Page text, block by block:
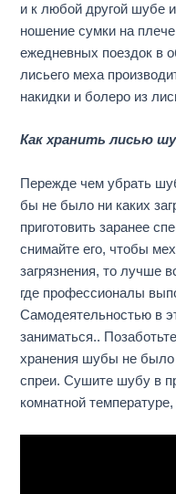
и к любой другой шубе
ношение сумки на
ежедневных поездок в
лисьего меха
накидки и болеро из
Как хранить лисью
Пережде чем убрать
бы не было ни каких
приготовить заранее
снимайте его, чтобы
загрязнения, то лучше
где профессионалы
Самодеятельностью в
заниматься..
хранения шубы не было
спреи. Сушите шубу в
комнатной